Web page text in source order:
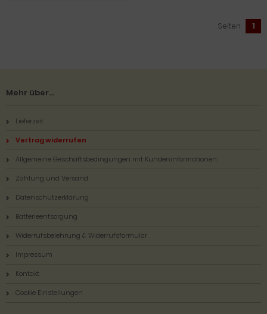
Seiten: 1
Mehr über...
Lieferzeit
Vertrag widerrufen
Allgemeine Geschäftsbedingungen mit Kundeninformationen
Zahlung und Versand
Datenschutzerklärung
Batterieentsorgung
Widerrufsbelehrung & Widerrufsformular
Impressum
Kontakt
Cookie Einstellungen